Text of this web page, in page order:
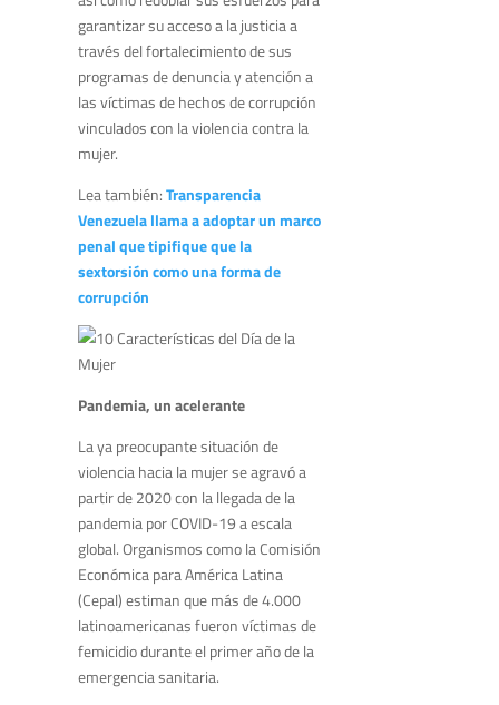
garantizar su acceso a la justicia a
través del fortalecimiento de sus
programas de denuncia y atención a
las víctimas de hechos de corrupción
vinculados con la violencia contra la
mujer.
Lea también:Transparencia
Venezuela llama a adoptar un marco
penal que tipifique que la
sextorsión como una forma de
corrupción
Pandemia, un acelerante
La ya preocupante situación de
violencia hacia la mujer se agravó a
partir de 2020 con la llegada de la
pandemia por COVID-19 a escala
global. Organismos como la Comisión
Económica para América Latina
(Cepal) estiman que más de 4.000
latinoamericanas fueron víctimas de
femicidio durante el primer año de la
emergencia sanitaria.